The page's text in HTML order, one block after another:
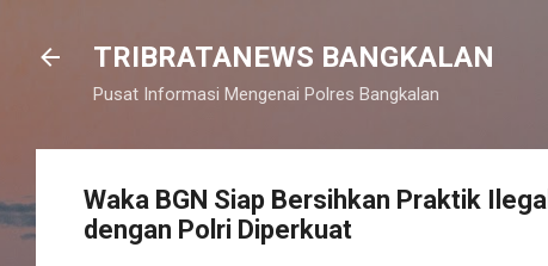
TRIBRATANEWS BANGKALAN
Pusat Informasi Mengenai Polres Bangkalan
Waka BGN Siap Bersihkan Praktik
dengan Polri Diperkuat